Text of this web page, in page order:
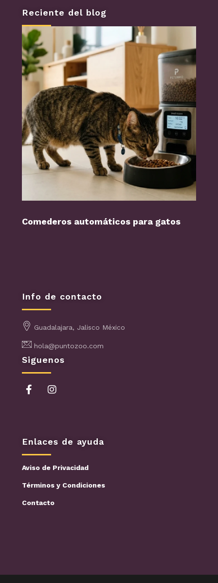
Reciente del blog
Comederos automáticos para gatos
Info de contacto
Guadalajara, Jalisco México
hola@puntozoo.com
Siguenos
Enlaces de ayuda
Aviso de Privacidad
Términos y Condiciones
Contacto